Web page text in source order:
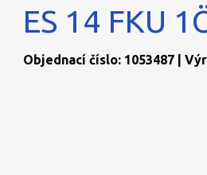
ES 14 FKU
Objednací číslo: 1053487 |